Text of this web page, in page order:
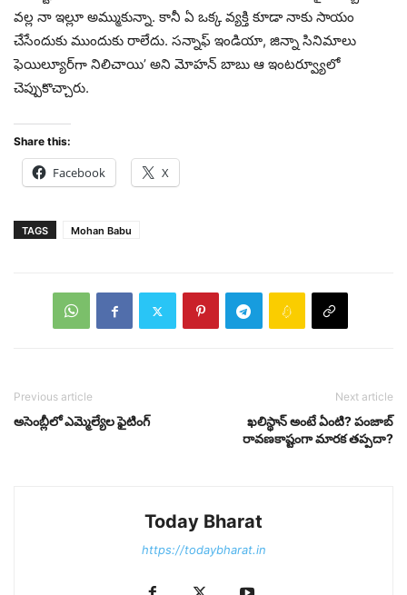
వల్ల నా ఇల్లూ అమ్ముకున్నా. కానీ ఏ ఒక్క వ్యక్తి కూడా నాకు సాయం
చేసేందుకు ముందుకు రాలేదు. సన్నాఫ్ ఇండియా, జిన్నా సినిమాలు
ఫెయిల్యూర్‌గా నిలిచాయి’ ‍అని మోహన్ బాబు ఆ ఇంటర్వ్యూలో
చెప్పుకొచ్చారు.
Share this:
Facebook X
TAGS Mohan Babu
Previous article
అసెంబ్లీలో ఎమ్మెల్యేల ఫైటింగ్
Next article
ఖలిస్థాన్ అంటే ఏంటి? పంజాబ్
రావణకాష్టంగా మారక తప్పదా?
Today Bharat
https://todaybharat.in